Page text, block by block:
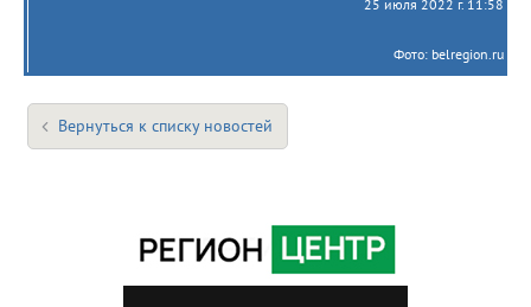
25 июля 2022 г. 11:58
Фото: belregion.ru
Вернуться к списку новостей